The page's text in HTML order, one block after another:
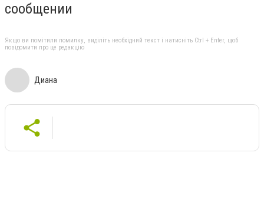
сообщении
Якщо ви помітили помилку, виділіть необхідний текст і натисніть Ctrl + Enter, щоб
повідомити про це редакцію
Диана